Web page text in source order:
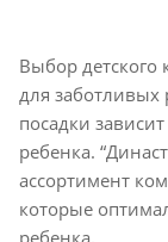
Выбор детского
для заботливых
посадки
ребенка.
ассортимент
которые